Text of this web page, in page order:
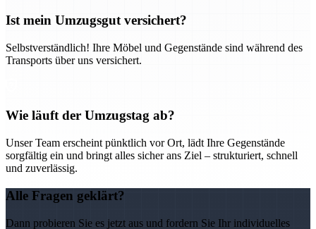
Ist mein Umzugsgut versichert?
Selbstverständlich! Ihre Möbel und Gegenstände sind während des
Transports über uns versichert.
Wie läuft der Umzugstag ab?
Unser Team erscheint pünktlich vor Ort, lädt Ihre Gegenstände
sorgfältig ein und bringt alles sicher ans Ziel – strukturiert, schnell
und zuverlässig.
Alle Fragen geklärt?
Dann probieren Sie es jetzt aus und fordern Sie Ihr individuelles